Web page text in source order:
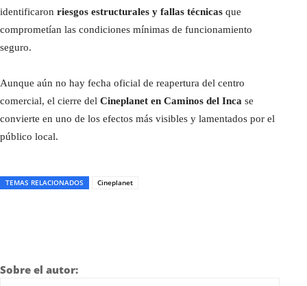
identificaron riesgos estructurales y fallas técnicas que
comprometían las condiciones mínimas de funcionamiento
seguro.
Aunque aún no hay fecha oficial de reapertura del centro
comercial, el cierre del Cineplanet en Caminos del Inca se
convierte en uno de los efectos más visibles y lamentados por el
público local.
TEMAS RELACIONADOS Cineplanet
Sobre el autor: